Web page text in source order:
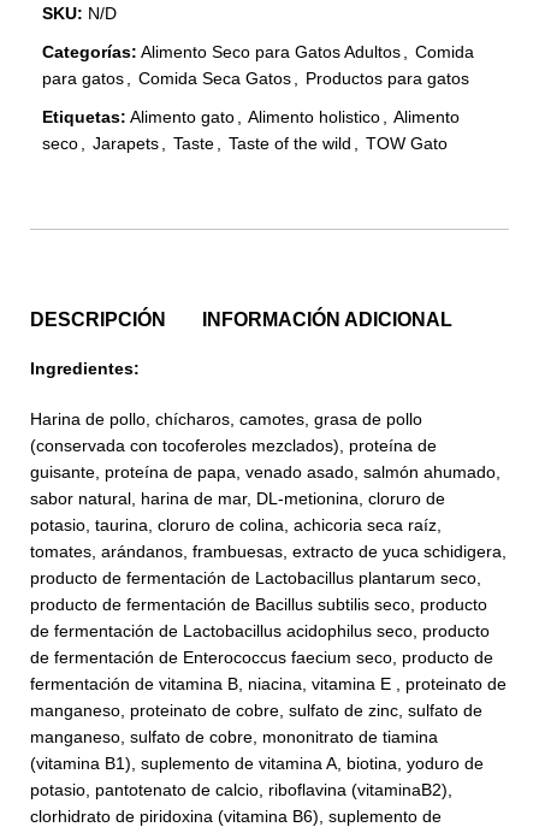
SKU: N/D
Categorías: Alimento Seco para Gatos Adultos
Comida
para gatos
Comida Seca Gatos
Productos para gatos
Etiquetas: Alimento gato Alimento holistico
Alimento
seco
Jarapets Taste Taste of the wild TOW Gato
DESCRIPCIÓN INFORMACIÓN ADICIONAL
Ingredientes:
Harina de pollo, chícharos, camotes, grasa de pollo
(conservada con tocoferoles mezclados), proteína de
guisante, proteína de papa, venado asado, salmón ahumado,
sabor natural, harina de mar, DL-metionina, cloruro de
potasio, taurina, cloruro de colina, achicoria seca raíz,
tomates, arándanos, frambuesas, extracto de yuca schidigera,
producto de fermentación de Lactobacillus plantarum seco,
producto de fermentación de Bacillus subtilis seco, producto
de fermentación de Lactobacillus acidophilus seco, producto
de fermentación de Enterococcus faecium seco, producto de
fermentación de vitamina B, niacina, vitamina E , proteinato de
manganeso, proteinato de cobre, sulfato de zinc, sulfato de
manganeso, sulfato de cobre, mononitrato de tiamina
(vitamina B1), suplemento de vitamina A, biotina, yoduro de
potasio, pantotenato de calcio, riboflavina (vitaminaB2),
clorhidrato de piridoxina (vitamina B6), suplemento de